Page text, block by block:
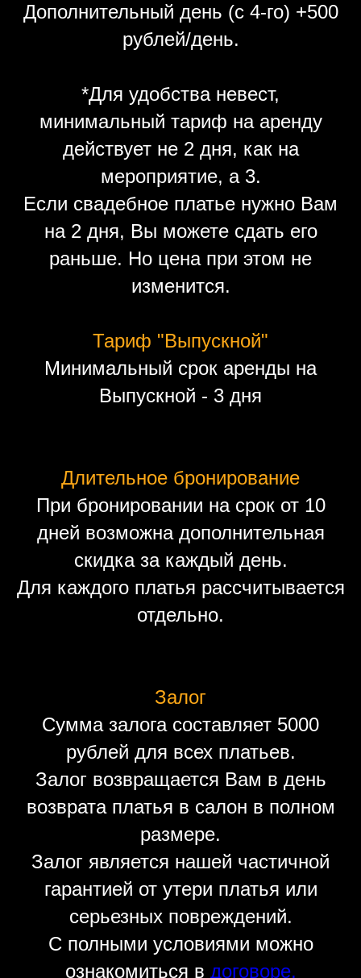
Дополнительный день (с 4-го) +500
рублей/день.
*Для удобства невест,
минимальный тариф на аренду
действует не 2 дня, как на
мероприятие, а 3.
Если свадебное платье нужно Вам
на 2 дня, Вы можете сдать его
раньше. Но цена при этом не
изменится.
Тариф "Выпускной"
Минимальный срок аренды на
Выпускной - 3 дня
Длительное бронирование
При бронировании на срок от 10
дней возможна дополнительная
скидка за каждый день.
Для каждого платья рассчитывается
отдельно.
Залог
Сумма залога составляет 5000
рублей для всех платьев.
Залог возвращается Вам в день
возврата платья в салон в полном
размере.
Залог является нашей частичной
гарантией от утери платья или
серьезных повреждений.
С полными условиями можно
ознакомиться в договоре.